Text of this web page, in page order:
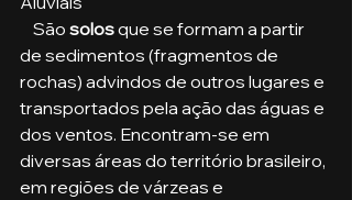
    São
solos que se formam a partir
de sedimentos (fragmentos de
rochas) advindos de outros lugares e
transportados pela ação das águas e
dos ventos. Encontram-se em
diversas áreas do território brasileiro,
em regiões de várzeas e